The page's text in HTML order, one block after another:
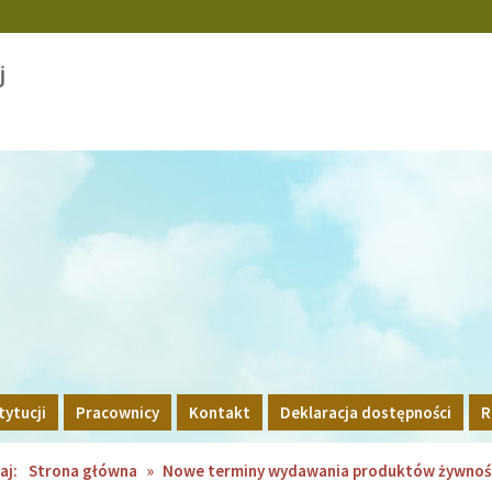
Pracownicy Kontakt Deklaracja dostępności
Strona główna » Nowe terminy wydawania produktów